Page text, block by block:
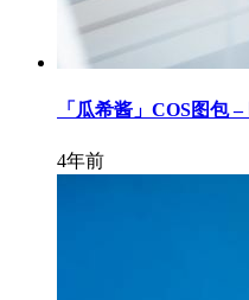
「瓜希酱」COS图包
4年前